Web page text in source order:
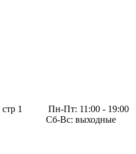
1
Пн-Пт: 11:00 - 19:00
Сб-Вс: выходные